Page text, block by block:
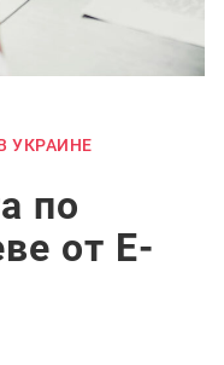
УКРАИНЕ
по
от E-